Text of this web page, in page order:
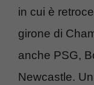
in cui è
girone di
anche PSG,
Newcastle.